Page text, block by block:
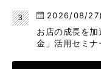
2026/08/
お店の成長を
金」活用セミナ